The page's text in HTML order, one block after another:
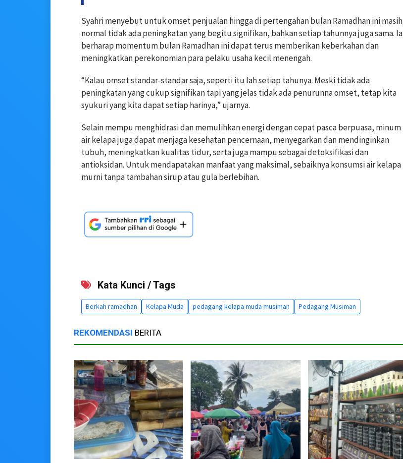
Syahri menyebut untuk omset penjualan hingga di pertengahan bulan Ramadhan ini masih
normal tidak ada peningkatan yang begitu signifikan, bahkan setiap tahunnya juga sama. Ia
berharap momentum bulan Ramadhan ini dapat terus memberikan keberkahan dan
meningkatkan perekonomian para pelaku usaha kecil menengah.
“Kalau omset standar-standar saja, seperti itu lah setiap tahunya. Meski tidak ada
peningkatan yang cukup signifikan tapi yang jelas tidak ada penurunna omset, tetap kita
syukuri yang kita dapat setiap harinya,” ujarnya.
Selain mempu menghidrasi dan memulihkan energi dengan cepat pasca berpuasa, minum
air kelapa juga dapat menjaga kesehatan pencernaan, menyegarkan dan mendinginkan
tubuh, meningkatkan kualitas tidur, serta juga mampu sebagai detoksifikasi dan
antioksidan. Untuk mendapatakan manfaat yang maksimal, sebaiknya konsumsi air kelapa
murni tanpa tambahan sirup atau gula berlebihan.
Kata Kunci / Tags
Berkah ramadhan Kelapa Muda pedagang kelapa muda musiman Pedagang Musiman
REKOMENDASI BERITA